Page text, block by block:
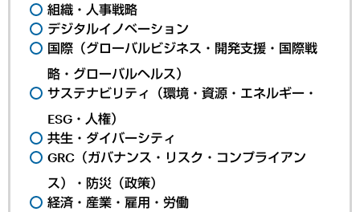
組織・人事戦略
デジタルイノベーション
国際（グローバルビジネス・開発支援・国際戦
略・グローバルヘルス）
サステナビリティ（環境・資源・エネルギー・
ESG・人権）
共生・ダイバーシティ
GRC（ガバナンス・リスク・コンプライアン
ス）・防災（政策）
経済・産業・雇用・労働